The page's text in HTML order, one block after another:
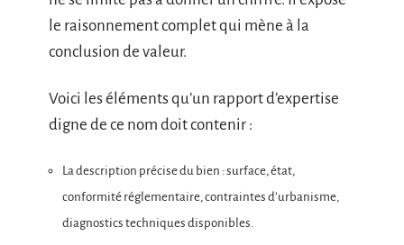
le raisonnement complet qui mène à la
conclusion de valeur.
Voici les éléments qu’un rapport d’expertise
digne de ce nom doit contenir :
La description précise du bien : surface, état,
conformité réglementaire, contraintes d’urbanisme,
diagnostics techniques disponibles.